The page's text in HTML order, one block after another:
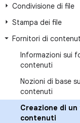
Condivisione di file
Stampa dei file
Fornitori di
Informazioni sui
contenuti
Nozioni di base
contenuti
Creazione di
contenuti